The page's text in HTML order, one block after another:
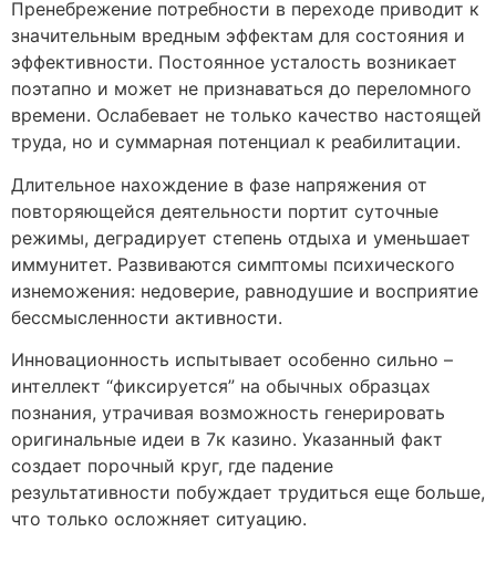
Пренебрежение потребности в переходе приводит к
значительным вредным эффектам для состояния и
эффективности. Постоянное усталость возникает
поэтапно и может не признаваться до переломного
времени. Ослабевает не только качество настоящей
труда, но и суммарная потенциал к реабилитации.
Длительное нахождение в фазе напряжения от
повторяющейся деятельности портит суточные
режимы, деградирует степень отдыха и уменьшает
иммунитет. Развиваются симптомы психического
изнеможения: недоверие, равнодушие и восприятие
бессмысленности активности.
Инновационность испытывает особенно сильно –
интеллект “фиксируется” на обычных образцах
познания, утрачивая возможность генерировать
оригинальные идеи в 7к казино. Указанный факт
создает порочный круг, где падение
результативности побуждает трудиться еще больше,
что только осложняет ситуацию.